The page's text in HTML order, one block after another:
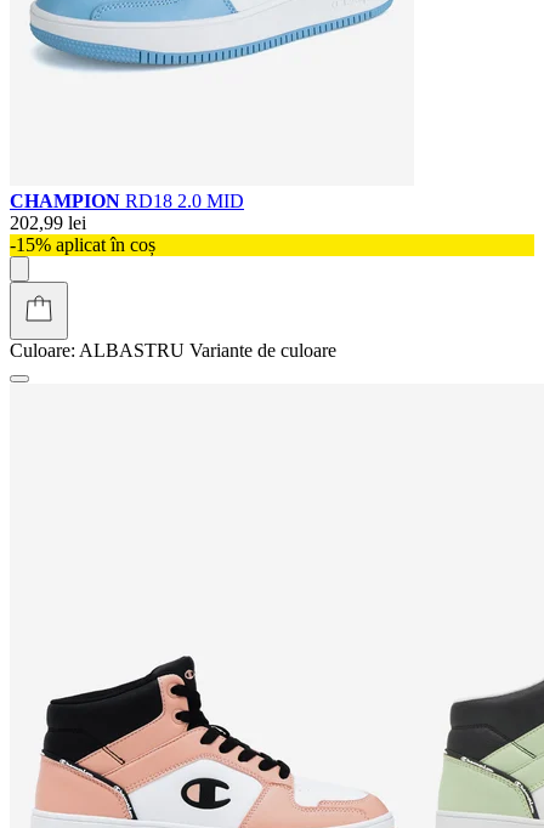
CHAMPION RD18 2.0 MID
202,99 lei
-15% aplicat în coș
Culoare: ALBASTRU Variante de culoare